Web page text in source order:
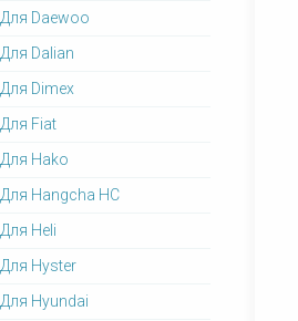
Для Daewoo
Для Dalian
Для Dimex
Для Fiat
Для Hako
Для Hangcha HC
Для Heli
Для Hyster
Для Hyundai